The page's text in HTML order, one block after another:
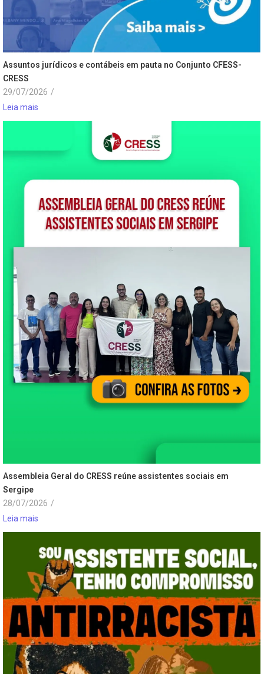
Assuntos jurídicos e contábeis em pauta no Conjunto CFESS-
CRESS
29/07/2026 /
Leia mais
Assembleia Geral do CRESS reúne assistentes sociais em
Sergipe
28/07/2026 /
Leia mais